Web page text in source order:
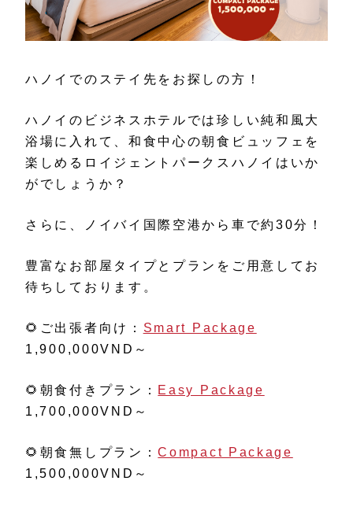
ハノイでのステイ先をお探しの方！
ハノイのビジネスホテルでは珍しい純和風大
浴場に入れて、和食中心の朝食ビュッフェを
楽しめるロイジェントパークスハノイはいか
がでしょうか？
さらに、ノイバイ国際空港から車で約30分！
豊富なお部屋タイプとプランをご用意してお
待ちしております。
🌻ご出張者向け： Smart Package
1,900,000VND～
🌻朝食付きプラン： Easy Package
1,700,000VND～
🌻朝食無しプラン：Compact Package
1,500,000VND～